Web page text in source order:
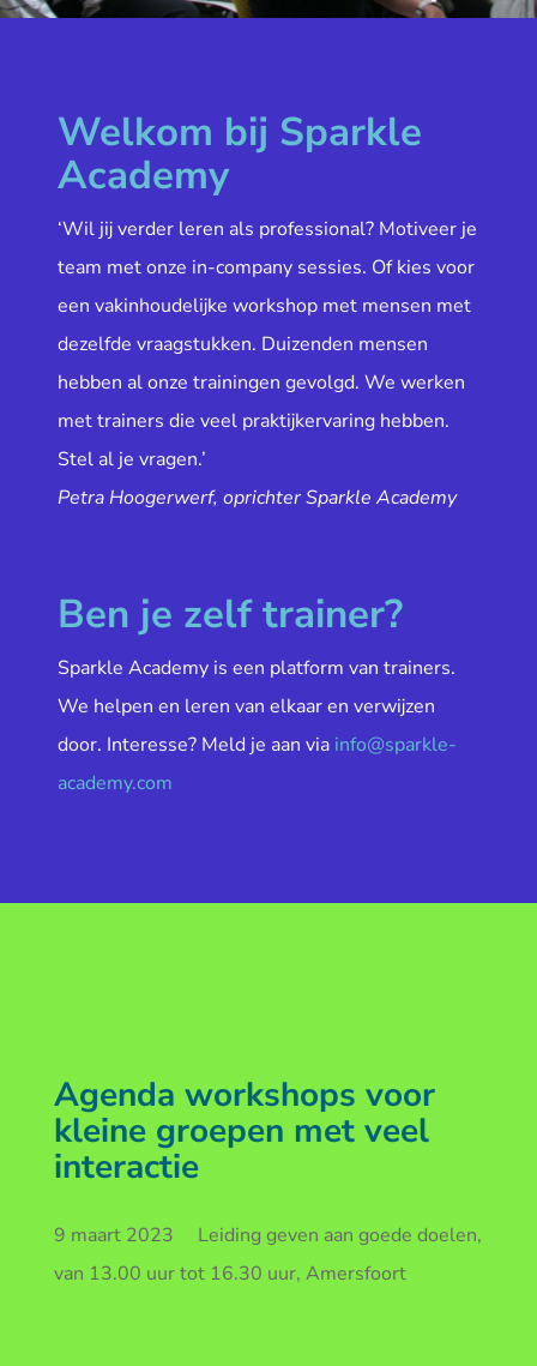
Welkom bij Sparkle
Academy
‘Wil jij verder leren als professional? Motiveer je
team met onze in-company sessies. Of kies voor
een vakinhoudelijke workshop met mensen met
dezelfde vraagstukken. Duizenden mensen
hebben al onze trainingen gevolgd. We werken
met trainers die veel praktijkervaring hebben.
Stel al je vragen.’
Petra Hoogerwerf, oprichter Sparkle Academy
Ben je zelf trainer?
Sparkle Academy is een platform van trainers.
We helpen en leren van elkaar en verwijzen
door. Interesse? Meld je aan via info@sparkle-
academy.com
Agenda workshops voor
kleine groepen met veel
interactie
9 maart 2023 Leiding geven aan goede doelen,
van 13.00 uur tot 16.30 uur, Amersfoort